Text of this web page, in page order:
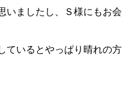
いましたし、Ｓ様にもお会
ているとやっぱり晴れの方